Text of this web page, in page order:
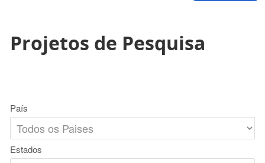
Projetos de Pesquisa
País
Estados